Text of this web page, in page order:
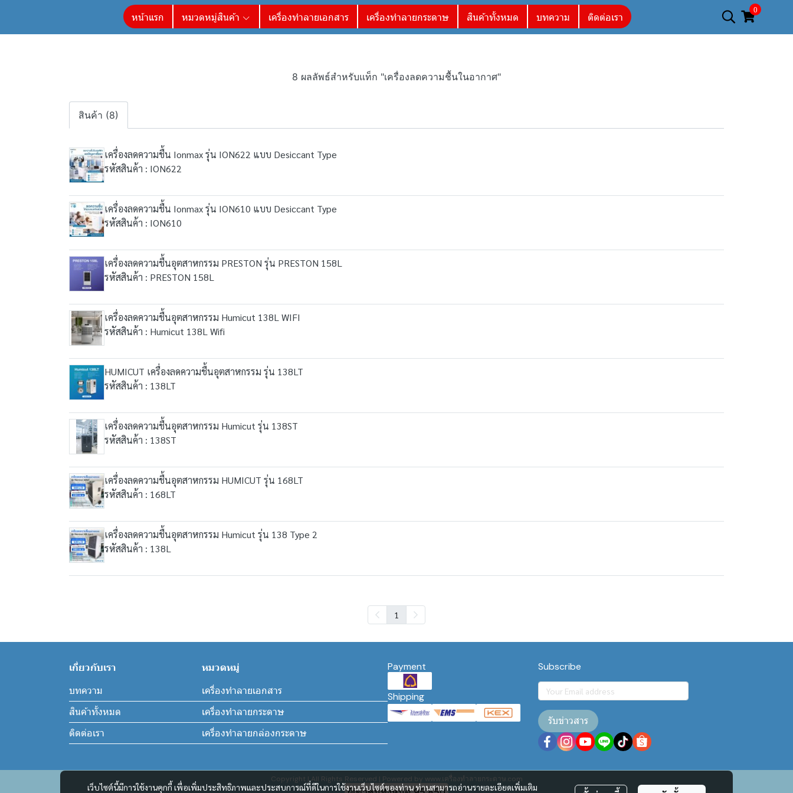
หน้าแรก หมวดหมู่สินค้า เครื่องทำลายเอกสาร เครื่องทำลายกระดาษ สินค้าทั้งหมด บทความ ติดต่อเรา 0
8 ผลลัพธ์สำหรับแท็ก "เครื่องลดความชื้นในอากาศ"
สินค้า (8)
เครื่องลดความชื้น Ionmax รุ่น ION622 แบบ Desiccant Type
รหัสสินค้า : ION622
เครื่องลดความชื้น Ionmax รุ่น ION610 แบบ Desiccant Type
รหัสสินค้า : ION610
เครื่องลดความชื้นอุตสาหกรรม PRESTON รุ่น PRESTON 158L
รหัสสินค้า : PRESTON 158L
เครื่องลดความชื้นอุตสาหกรรม Humicut 138L WIFI
รหัสสินค้า : Humicut 138L Wifi
HUMICUT เครื่องลดความชื้นอุตสาหกรรม รุ่น 138LT
รหัสสินค้า : 138LT
เครื่องลดความชื้นอุตสาหกรรม Humicut รุ่น 138ST
รหัสสินค้า : 138ST
เครื่องลดความชื้นอุตสาหกรรม HUMICUT รุ่น 168LT
รหัสสินค้า : 168LT
เครื่องลดความชื้นอุตสาหกรรม Humicut รุ่น 138 Type 2
รหัสสินค้า : 138L
1
เว็บไซต์นี้มีการใช้งานคุกกี้ เพื่อเพิ่มประสิทธิภาพและประสบการณ์ที่ดีในการใช้งานเว็บไซต์ของท่าน ท่านสามารถอ่านรายละเอียดเพิ่มเติม
เกี่ยวกับเรา
บทความ
สินค้าทั้งหมด
ติดต่อเรา
หมวดหมู่
เครื่องทำลายเอกสาร
เครื่องทำลายกระดาษ
เครื่องทำลายกล่องกระดาษ
Payment
Shipping
Subscribe
รับข่าวสาร
Copyright | All Rights Reserved | Powered by www.เครื่องทำลายกระดาษ.com